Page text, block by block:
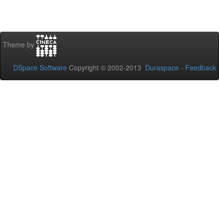
Theme by
DSpace Software Copyright © 2002-2013 Duraspace - Feedback